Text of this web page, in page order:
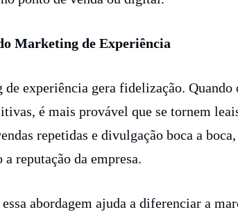
Marketing de Experiência
de experiência gera fidelização.
é mais provável que se tornem
repetidas e divulgação boca a
reputação da empresa.
abordagem ajuda a diferenciar a